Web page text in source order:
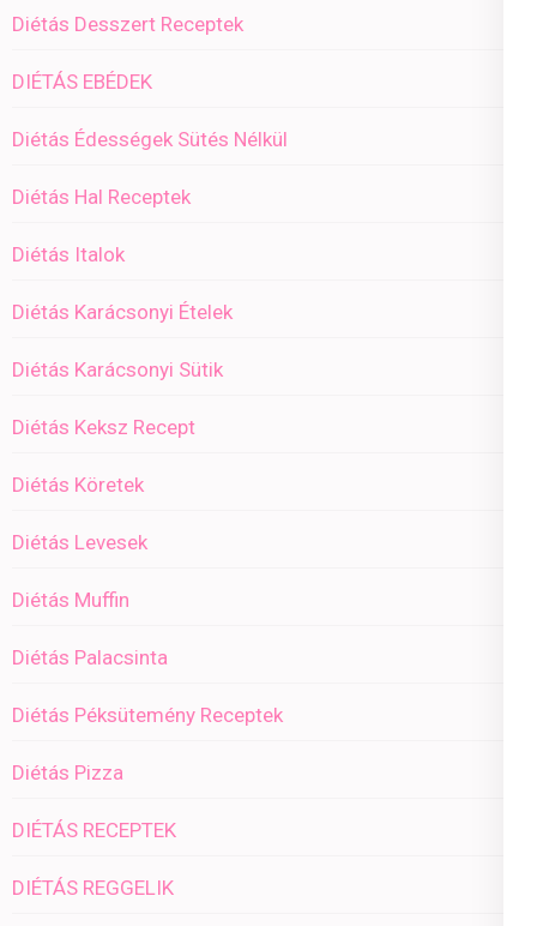
Diétás Desszert Receptek
DIÉTÁS EBÉDEK
Diétás Édességek Sütés Nélkül
Diétás Hal Receptek
Diétás Italok
Diétás Karácsonyi Ételek
Diétás Karácsonyi Sütik
Diétás Keksz Recept
Diétás Köretek
Diétás Levesek
Diétás Muffin
Diétás Palacsinta
Diétás Péksütemény Receptek
Diétás Pizza
DIÉTÁS RECEPTEK
DIÉTÁS REGGELIK